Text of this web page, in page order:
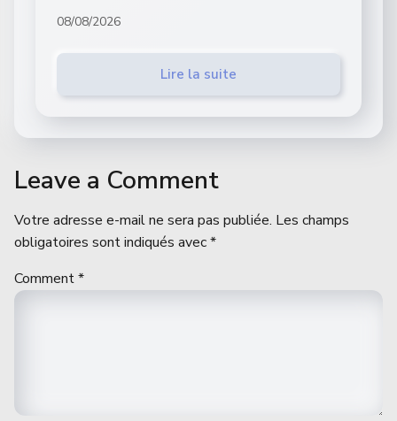
08/08/2026
Lire la suite
Leave a Comment
Votre adresse e-mail ne sera pas publiée. Les champs
obligatoires sont indiqués avec*
Comment*